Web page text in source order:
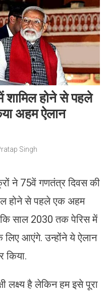
शामिल होने से पहले
अहम ऐलान
Singh
ने 75वें गणतंत्र दिवस की
होने से पहले एक अहम
कि साल 2030 तक पेरिस में
लिए आएंगे. उन्होंने ये ऐलान
किया.
लक्ष्य है लेकिन हम इसे पूरा